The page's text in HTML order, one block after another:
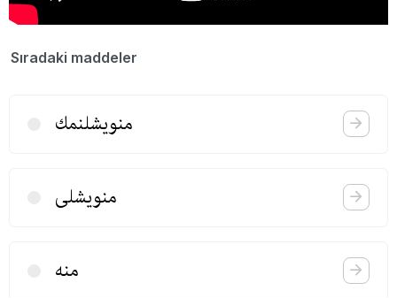
Sıradaki maddeler
منویشلنمك
منویشلی
منه